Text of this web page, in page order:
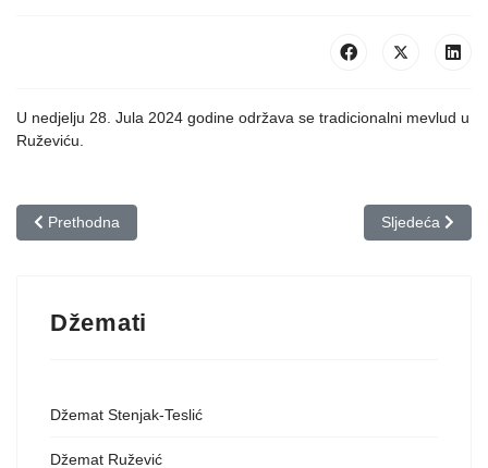
U nedjelju 28. Jula 2024 godine održava se tradicionalni mevlud u
Ruževiću.
Prethodni članak: Tradicionalni Mevlud Rajševa
Prethodna Sljedeći
Sljedeća
Džemati
Džemat Stenjak-Teslić
Džemat Ružević